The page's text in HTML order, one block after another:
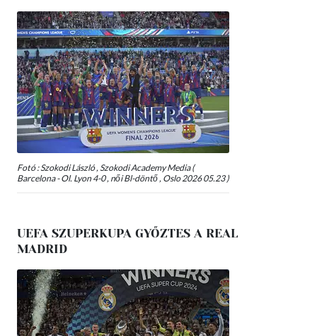
Fotó : Szokodi László , Szokodi Academy Media (
Barcelona - Ol. Lyon 4-0 , női Bl-döntő , Oslo 2026 05.23 )
UEFA SZUPERKUPA GYŐZTES A REAL
MADRID